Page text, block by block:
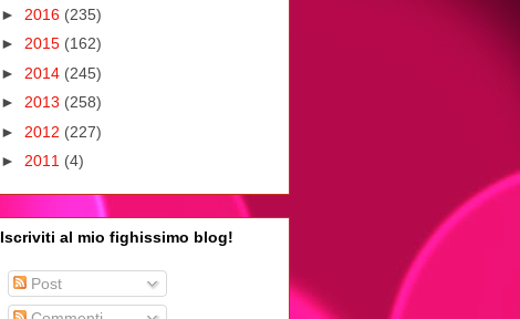
► 2016 (235)
► 2015 (162)
► 2014 (245)
► 2013 (258)
► 2012 (227)
► 2011 (4)
Iscriviti al mio fighissimo blog!
Post